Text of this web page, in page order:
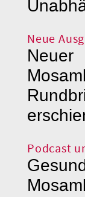
Neue
Neuer
Podcast